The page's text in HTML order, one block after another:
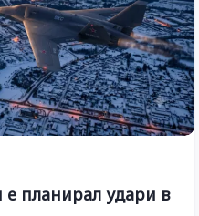
планирал удари в